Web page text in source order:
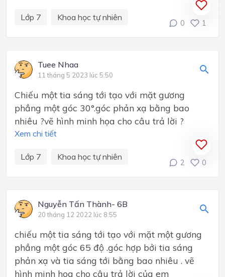
Lớp 7 Khoa học tự nhiên
0 1
Tuee Nhaa
11 tháng 5 2023 lúc 5:50
Chiếu một tia sáng tới tạo với mặt gương
phẳng một góc 30°.góc phản xạ bằng bao
nhiêu ?vẽ hình minh họa cho câu trả lời ?
Xem chi tiết
Lớp 7 Khoa học tự nhiên
2 0
Nguyễn Tấn Thành- 6B
20 tháng 12 2022 lúc 8:55
chiếu một tia sáng tới tạo với mặt một gương
phẳng một góc 65 độ .góc hợp bởi tia sáng
phản xạ và tia sáng tới bằng bao nhiêu . vẽ
hình minh họa cho câu trả lời của em